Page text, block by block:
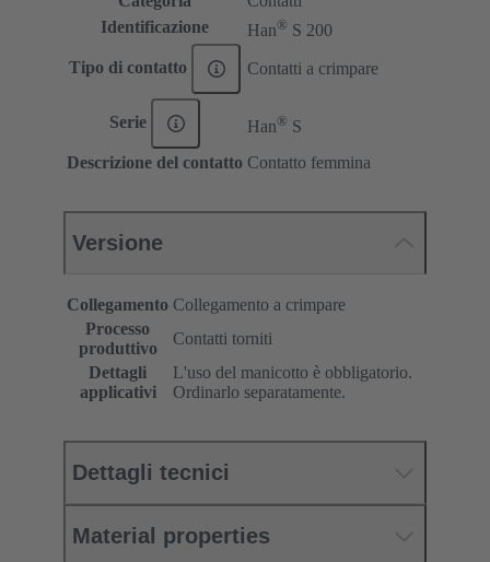
Identificazione
Han® S 200
Tipo di contatto Contatti a crimpare
Serie Han® S
Descrizione del contatto Contatto femmina
Versione
Collegamento Collegamento a crimpare
Processo
produttivo
Contatti torniti
Dettagli
applicativi
L'uso del manicotto è obbligatorio.
Ordinarlo separatamente.
Dettagli tecnici
Material properties